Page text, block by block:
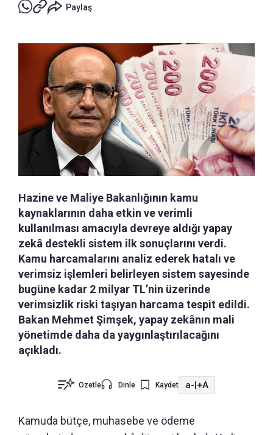
Paylaş
Hazine ve Maliye Bakanlığının kamu
kaynaklarının daha etkin ve verimli
kullanılması amacıyla devreye aldığı yapay
zekâ destekli sistem ilk sonuçlarını verdi.
Kamu harcamalarını analiz ederek hatalı ve
verimsiz işlemleri belirleyen sistem sayesinde
bugüne kadar 2 milyar TL’nin üzerinde
verimsizlik riski taşıyan harcama tespit edildi.
Bakan Mehmet Şimşek, yapay zekânın mali
yönetimde daha da yaygınlaştırılacağını
açıkladı.
Özetle Dinle Kaydet a-|+A
Kamuda bütçe, muhasebe ve ödeme